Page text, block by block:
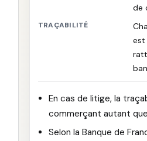
de
TRAÇABILITÉ
est
En cas de litige, la
commerçant autant
Selon la Banque de